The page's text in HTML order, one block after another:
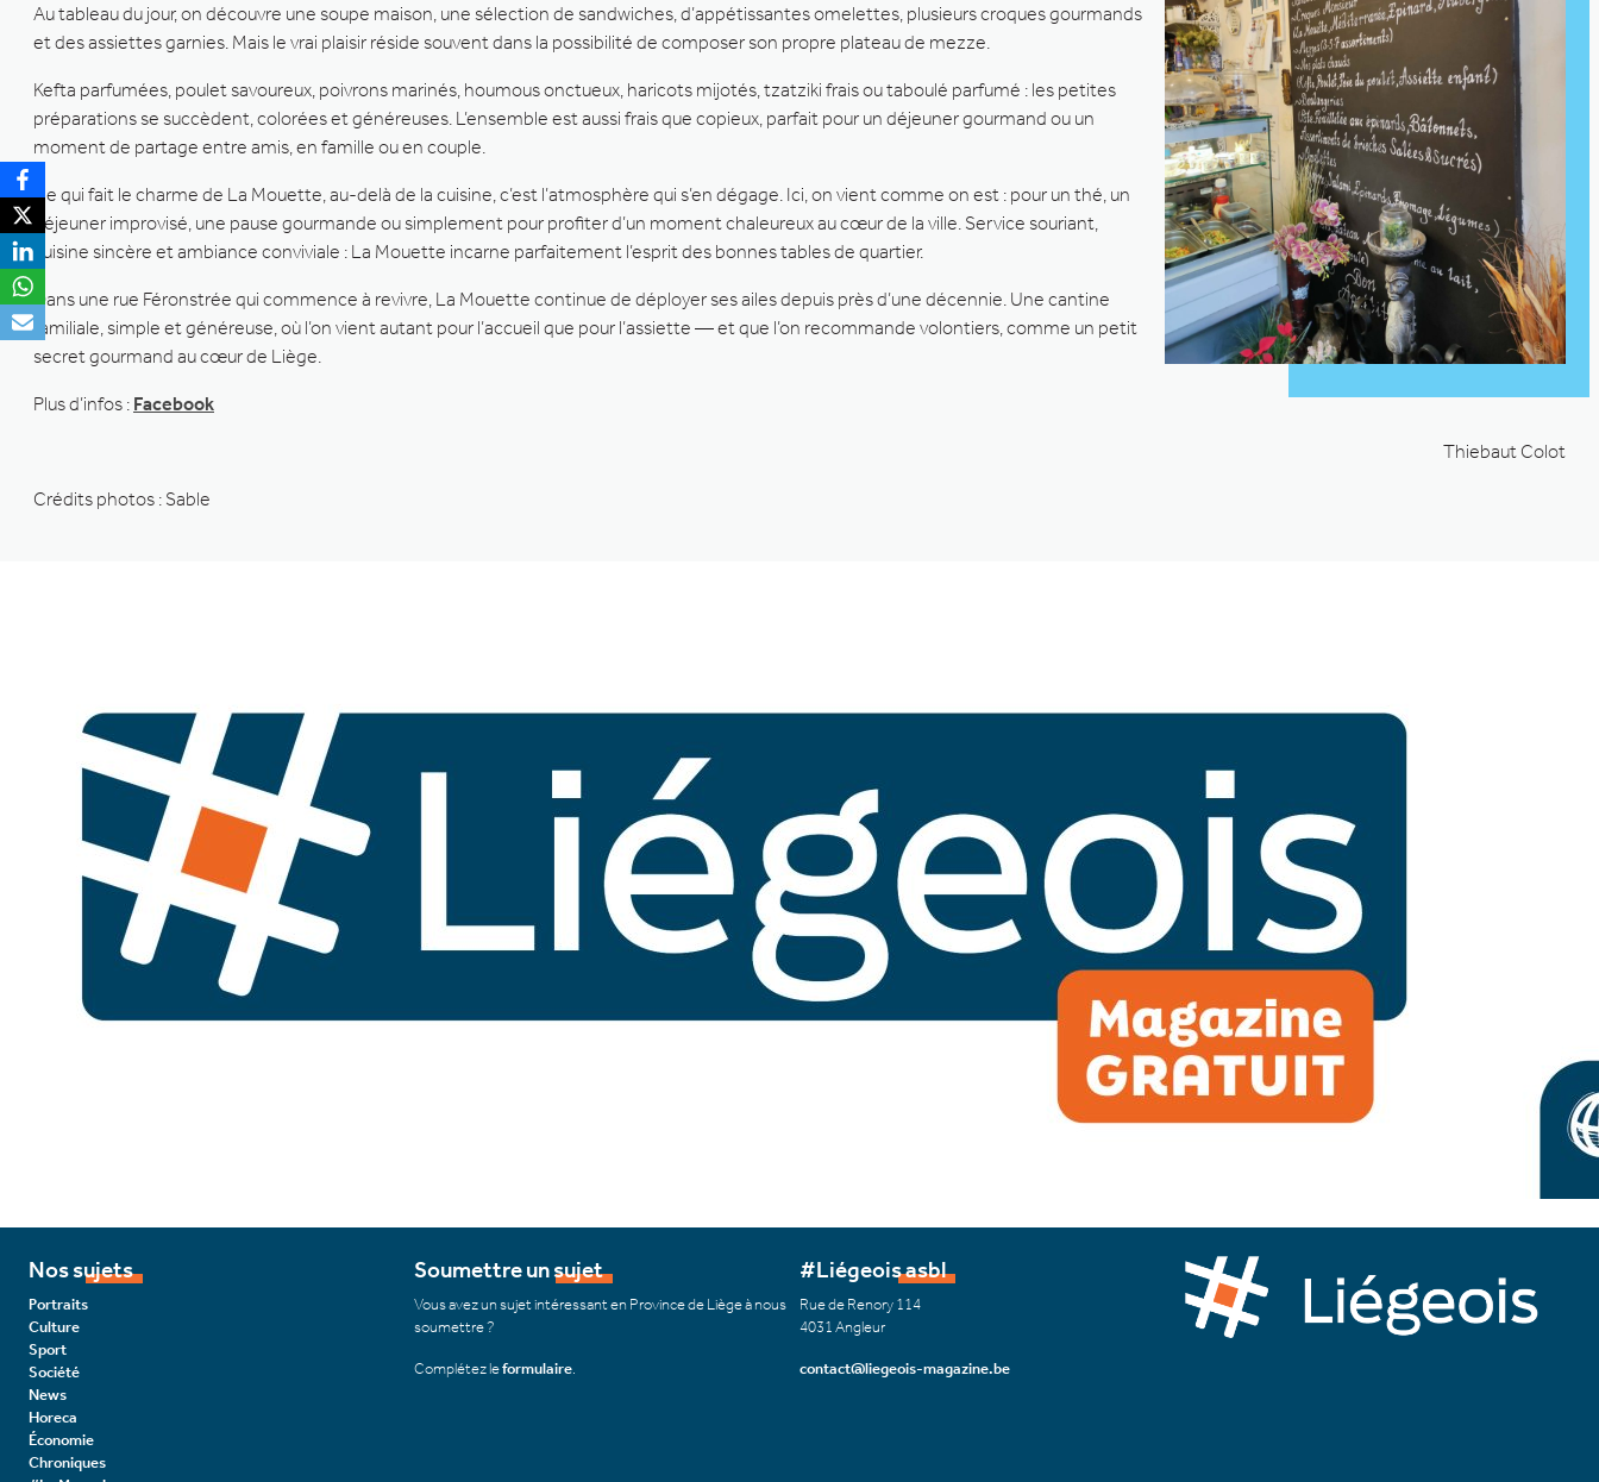
Au tableau du jour, on découvre une soupe maison, une sélection de sandwiches, d’appétissantes omelettes, plusieurs croques gourmands
et des assiettes garnies. Mais le vrai plaisir réside souvent dans la possibilité de composer son propre plateau de mezze.
Kefta parfumées, poulet savoureux, poivrons marinés, houmous onctueux, haricots mijotés, tzatziki frais ou taboulé parfumé : les petites
préparations se succèdent, colorées et généreuses. L’ensemble est aussi frais que copieux, parfait pour un déjeuner gourmand ou un
moment de partage entre amis, en famille ou en couple.
Ce qui fait le charme de La Mouette, au-delà de la cuisine, c’est l’atmosphère qui s’en dégage. Ici, on vient comme on est : pour un thé, un
déjeuner improvisé, une pause gourmande ou simplement pour profiter d’un moment chaleureux au cœur de la ville. Service souriant,
cuisine sincère et ambiance conviviale : La Mouette incarne parfaitement l’esprit des bonnes tables de quartier.
Dans une rue Féronstrée qui commence à revivre, La Mouette continue de déployer ses ailes depuis près d’une décennie. Une cantine
familiale, simple et généreuse, où l’on vient autant pour l’accueil que pour l’assiette — et que l’on recommande volontiers, comme un petit
secret gourmand au cœur de Liège.
Plus d’infos : Facebook
Thiebaut Colot
Crédits photos : Sable
Nos sujets
Portraits
Culture
Sport
Société
News
Horeca
Économie
Chroniques
Soumettre un sujet
Vous avez un sujet intéressant en Province de Liège à nous
soumettre ?
Complétez leformulaire
#Liégeois asbl
Rue de Renory 114
4031 Angleur
contact@liegeois-magazine.be